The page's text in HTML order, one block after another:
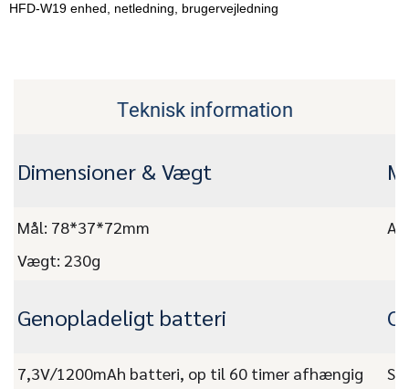
HFD-W19 enhed, netledning, brugervejledning
Teknisk information
Dimensioner & Vægt
Mål: 78*37*72mm
Vægt: 230g
Genopladeligt batteri O
7,3V/1200mAh batteri, op til 60 timer afhængig